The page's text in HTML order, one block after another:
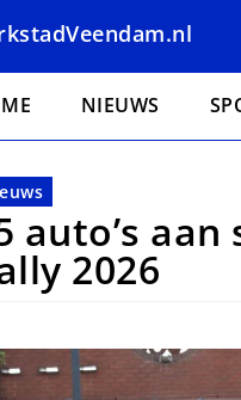
NIEUWS
auto’s
2026